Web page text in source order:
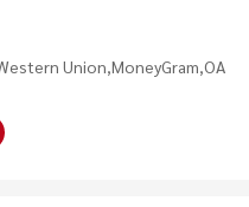
Union,MoneyGram,OA